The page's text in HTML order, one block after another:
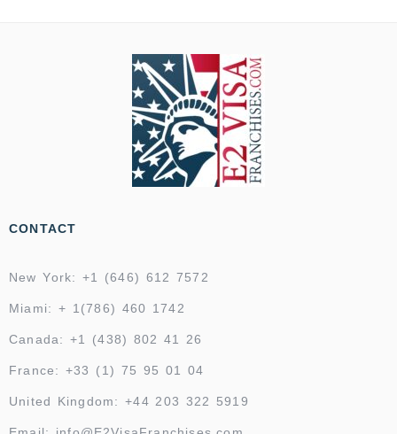
CONTACT
New York: +1 (646) 612 7572
Miami: + 1(786) 460 1742
Canada: +1 (438) 802 41 26
France: +33 (1) 75 95 01 04
United Kingdom: +44 203 322 5919